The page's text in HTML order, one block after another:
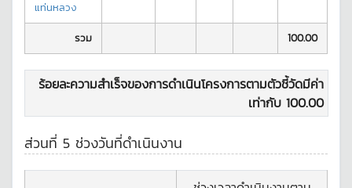
แท่นหลวง
รวม 100.00
ร้อยละความสำเร็จของการดำเนินโครงการตามตัวชี้วัดมีค่า
เท่ากับ 100.00
ส่วนที่ 5 ช่วงวันที่ดำเนินงาน